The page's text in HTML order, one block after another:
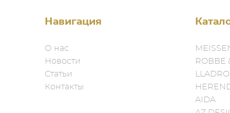
Навигация
О нас
Новости
Статьи
Контакты
ROBBE
LLADRO
AIDA